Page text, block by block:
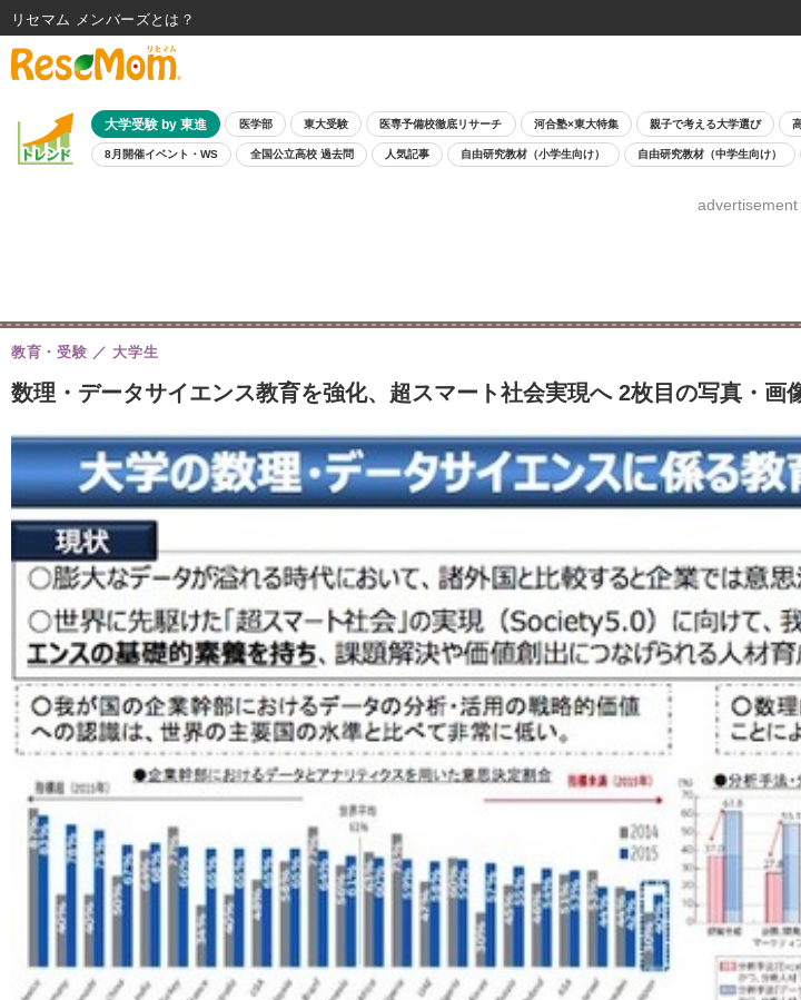
大学受験 by 東進 医学部 東大受験 医専予備校徹底リサーチ 河合塾×東大特集 親子で考える大学選び
8月開催イベント・WS 全国公立高校 過去問 人気記事 自由研究教材（小学生向け） 自由研究教材（中学生向け）
advertisement
数理・データサイエンス教育を強化、超スマート社会実現へ 2枚目の写真・画
教育・受験 大学生
リセマム メンバーズ